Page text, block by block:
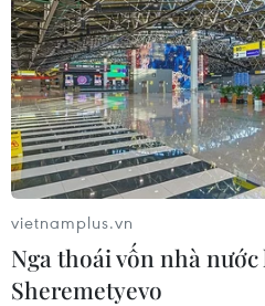
TIN LIÊN QUAN
vietnamplus.vn
Nga thoái vốn nhà
Sheremetyevo